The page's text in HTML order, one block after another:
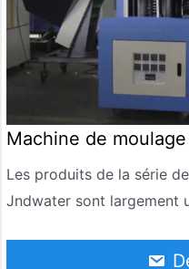
Machine de
automatique
Les produits de la série
Jndwater sont largement
produits chimiques